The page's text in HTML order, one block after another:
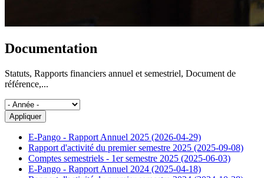
Documentation
Statuts, Rapports financiers annuel et semestriel, Document de
référence,...
E-Pango - Rapport Annuel 2025 (2026-04-29)
Rapport d'activité du premier semestre 2025 (2025-09-08)
Comptes semestriels - 1er semestre 2025 (2025-06-03)
E-Pango - Rapport Annuel 2024 (2025-04-18)